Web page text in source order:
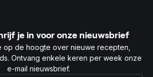
je in voor onze nieuwsbrief
op de hoogte over nieuwe recepten,
Ontvang enkele keren per week onze
e-mail nieuwsbrief.